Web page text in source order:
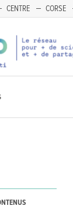
CENTRE CORSE